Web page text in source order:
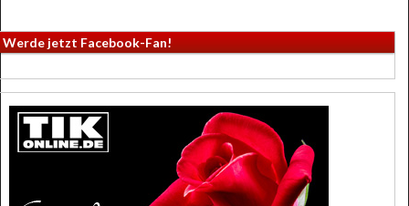
Werde jetzt Facebook-Fan!